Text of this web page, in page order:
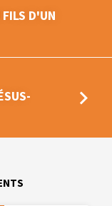
D'UN